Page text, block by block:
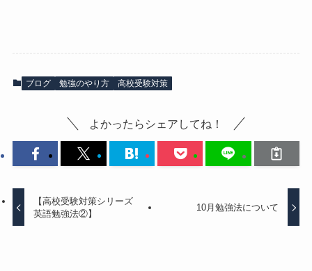
ブログ 勉強のやり方 高校受験対策
よかったらシェアしてね！
【高校受験対策シリーズ
英語勉強法②】
10月勉強法について